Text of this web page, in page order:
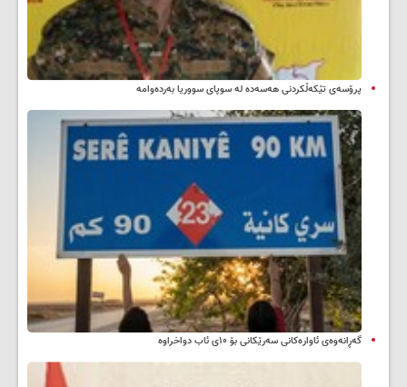
پرۆسەی تێکەڵکردنی هەسەدە لە سوپای سووریا بەردەوامە
گەڕانەوەی ئاوارەکانی سەرێکانی بۆ ۱۰ی ئاب دواخراوە